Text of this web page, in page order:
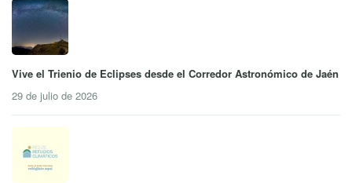
Vive el Trienio de Eclipses desde el Corredor Astronómico de Jaén
29 de julio de 2026